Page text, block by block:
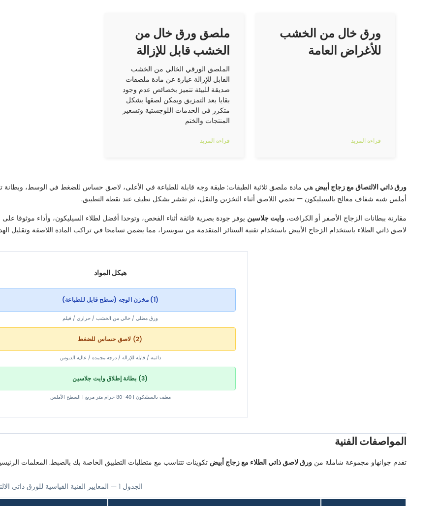
ورق خال من الخشب
للأغراض العامة
قراءة المزيد
ملصق ورق خال من
الخشب قابل للإزالة
الملصق الورقي الخالي من الخشب
القابل للإزالة عبارة عن مادة ملصقات
صديقة للبيئة تتميز بخصائص عدم وجود
بقايا بعد التمزيق ويمكن لصقها بشكل
متكرر في الخدمات اللوجستية وتسعير
المنتجات والختم
قراءة المزيد
ورق ذاتي الالتصاق مع زجاج أبيض هي مادة ملصق ثلاثية الطبقات: طبقة وجه قابلة للطباعة في الأعلى، لاصق حساس للضغط في الوسط،
أملس شبه شفاف معالج بالسيليكون — تحمي اللاصق أثناء التخزين والنقل، ثم تقشر بشكل نظيف عند نقطة التطبيق.
مقارنة ببطانات الزجاج الأصفر أو الكرافت، وايت جلاسين يوفر جودة بصرية فائقة أثناء الفحص، وتوحدا أفضل لطلاء السيليكون، وأداء موثوقا
لاصق ذاتي الطلاء باستخدام الزجاج الأبيض باستخدام تقنية الستائر المتقدمة من سويسرا، مما يضمن تسامحا في تراكب المادة اللاصقة وتقليل
هيكل المواد
(1) مخزن الوجه (سطح قابل للطباعة)
ورق مطلي / خالي من الخشب / حراري / فيلم
(2) لاصق حساس للضغط
دائمة / قابلة للإزالة / درجة مجمدة / عالية الدبوس
(3) بطانة إطلاق وايت جلاسين
مغلف بالسيليكون | 40–80 جرام متر مربع | السطح الأملس
المواصفات الفنية
تقدم جوانهاو مجموعة شاملة من ورق لاصق ذاتي الطلاء مع زجاج أبيض تكوينات تتناسب مع متطلبات التطبيق الخاصة بك بالضبط. المعلمات
الجدول 1 — المعايير الفنية القياسية للورق ذاتي الالتصاق مع الزجاج الأبيض